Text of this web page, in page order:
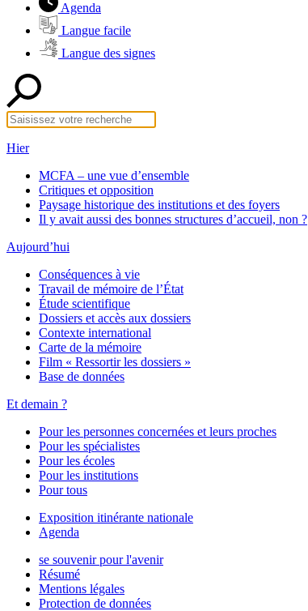
Agenda
Langue facile
Langue des signes
Hier
MCFA – une vue d’ensemble
Critiques et opposition
Paysage historique des institutions et des foyers
Il y avait aussi des bonnes structures d’accueil, non ?
Aujourd’hui
Conséquences à vie
Travail de mémoire de l’État
Étude scientifique
Dossiers et accès aux dossiers
Contexte international
Carte de la mémoire
Film « Ressortir les dossiers »
Base de données
Et demain ?
Pour les personnes concernées et leurs proches
Pour les spécialistes
Pour les écoles
Pour les institutions
Pour tous
Exposition itinérante nationale
Agenda
se souvenir pour l'avenir
Résumé
Mentions légales
Protection de données